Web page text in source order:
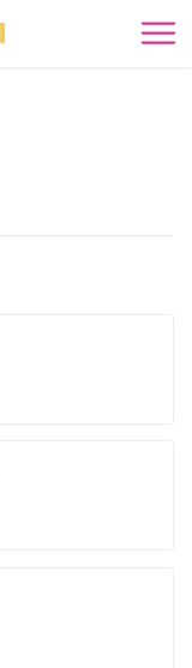
开